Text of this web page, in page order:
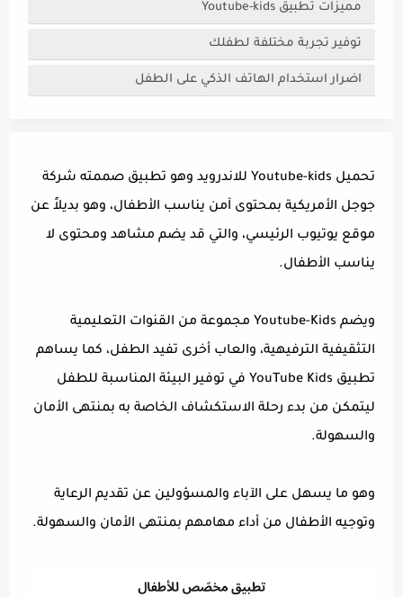
مميزات تطبيق Youtube-kids
توفير تجربة مختلفة لطفلك
اضرار استخدام الهاتف الذكي على الطفل
تحميل Youtube-kids للاندرويد وهو تطبيق صممته شركة
جوجل الأمريكية بمحتوى آمن يناسب الأطفال، وهو بديلاً عن
موقع يوتيوب الرئيسي، والتي قد يضم مشاهد ومحتوى لا
يناسب الأطفال.
ويضم Youtube-Kids مجموعة من القنوات التعليمية
التثقيفية الترفيهية، والعاب أخرى تفيد الطفل، كما يساهم
تطبيق YouTube Kids في توفير البيئة المناسبة للطفل
ليتمكن من بدء رحلة الاستكشاف الخاصة به بمنتهى الأمان
والسهولة.
وهو ما يسهل على الآباء والمسؤولين عن تقديم الرعاية
وتوجيه الأطفال من أداء مهامهم بمنتهى الأمان والسهولة.